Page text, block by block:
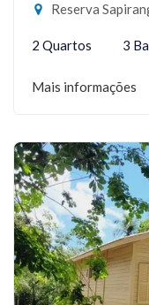
Reserva Sapiranga Av tronco
2 Quartos 3
Mais informações